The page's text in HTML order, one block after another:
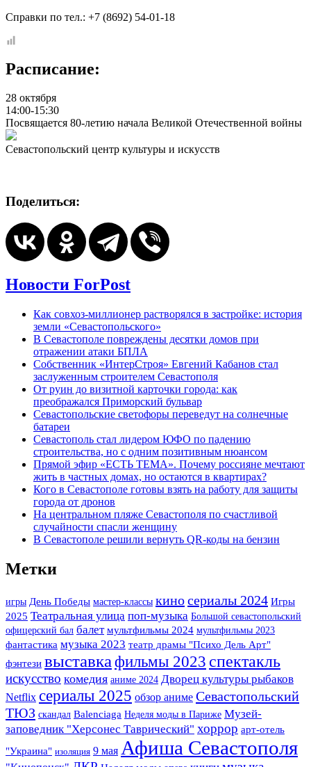
Справки по тел.: +7 (8692) 54-01-18
Расписание:
28 октября
14:00-15:30
Посвящается 80-летию начала Великой Отечественной войны
Севастопольский центр культуры и искусств
Поделиться:
Новости ForPost
Как совхоз-миллионер растворялся в застройке: история
земли «Севастопольского»
В Севастополе повреждены десятки домов при
отражении атаки БПЛА
Собственник «ИнтерСтроя» Евгений Кабанов стал
заслуженным строителем Севастополя
От руин до визитной карточки города: как
преображался Приморский бульвар
Севастопольские светофоры переведут на солнечные
батареи
Севастополь стал лидером ЮФО по падению
строительства, но с одним позитивным нюансом
Прямой эфир «ЕСТЬ ТЕМА». Почему россияне мечтают
жить в частных домах, но остаются в квартирах?
Кого в Севастополе готовы взять на работу для защиты
города от дронов
На центральном пляже Севастополя по счастливой
случайности спасли женщину
В Севастополе решили вернуть QR-коды на бензин
Метки
игры День Победы мастер-классы киносериалы 2024 Игры
2025 Театральная улица поп-музыка Большой севастопольский
офицерский бал балет мультфильмы 2024 мультфильмы 2023
фантастика музыка 2023 театр драмы "Психо Дель Арт"
фэнтези выставка фильмы 2023 спектакль
искусство комедия аниме 2024 Дворец культуры рыбаков
Netflix сериалы 2025 обзор аниме Севастопольский
ТЮЗ скандал Balenciaga Неделя моды в Париже Музей-
заповедник "Херсонес Таврический" хоррор арт-отель
"Украина" изоляция 9 мая Афиша Севастополя